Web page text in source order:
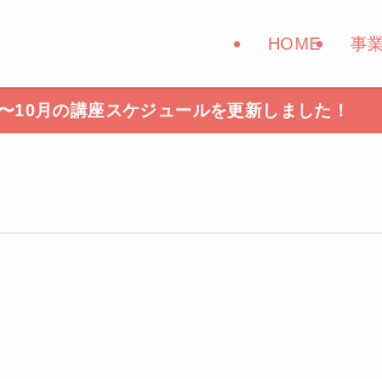
HOME 事
〜10月の講座スケジュールを更新しました！